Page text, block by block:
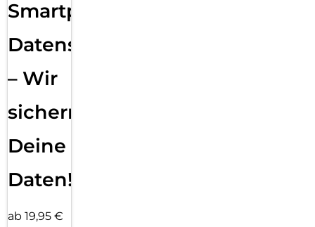
Smartphone
Datensicherung
– Wir
sichern
Deine
Daten!
ab 19,95 €